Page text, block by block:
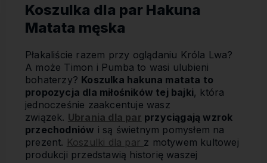
Koszulka dla par Hakuna
Matata męska
Płakaliście razem przy oglądaniu Króla Lwa?
A może Timon i Pumba to wasi ulubieni
bohaterzy? Koszulka hakuna matata to
propozycja dla miłośników tej bajki, która
jednocześnie zaakcentuje wasz
związek. Ubrania dla par przyciągają wzrok
przechodniów i są świetnym pomysłem na
prezent. Koszulki dla par z motywem kultowej
produkcji przedstawią historię waszej